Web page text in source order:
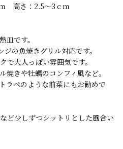
高さ：2.5〜3ｃｍ
皿です。
の魚焼きグリル対応です。
で大人っぽい雰囲気です。
焼きや牡蠣のコンフィ風など。
ラペのような前菜にもお勧めで
ど少しずつシットリとした風合い